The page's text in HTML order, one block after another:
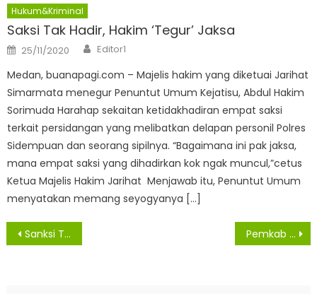
Hukum&Kriminal
Saksi Tak Hadir, Hakim ‘Tegur’ Jaksa
Posted
on
25/11/2020 Author
Editor1
Medan, buanapagi.com – Majelis hakim yang diketuai Jarihat
Simarmata menegur Penuntut Umum Kejatisu, Abdul Hakim
Sorimuda Harahap sekaitan ketidakhadiran empat saksi
terkait persidangan yang melibatkan delapan personil Polres
Sidempuan dan seorang sipilnya. “Bagaimana ini pak jaksa,
mana empat saksi yang dihadirkan kok ngak muncul,”cetus
Ketua Majelis Hakim Jarihat Menjawab itu, Penuntut Umum
menyatakan memang seyogyanya […]
Navigasi
Sanksi Tak Pakai Masker Belum Tentu Beri Efek Jera Pemkab Asahan Mulai Salurkan BST JPS Kepada 56.418 KPM